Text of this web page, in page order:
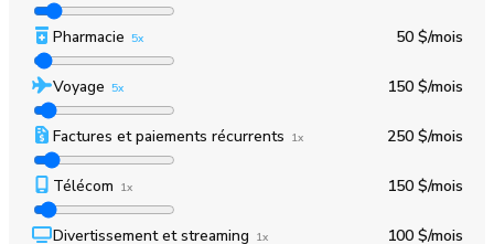
Pharmacie 5x 50 $/mois
Voyage 5x 150 $/mois
Factures et paiements récurrents 1x 250 $/mois
Télécom 1x 150 $/mois
Divertissement et streaming 1x 100 $/mois